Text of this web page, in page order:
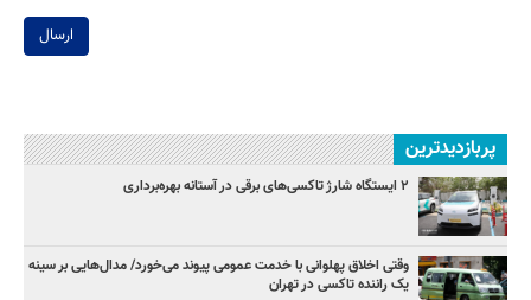
ارسال
پربازدیدترین
۲ ایستگاه شارژ تاکسی‌های برقی در آستانه بهره‌برداری
وقتی اخلاق پهلوانی با خدمت عمومی پیوند می‌خورد/ مدال‌هایی بر سینه
یک راننده تاکسی در تهران